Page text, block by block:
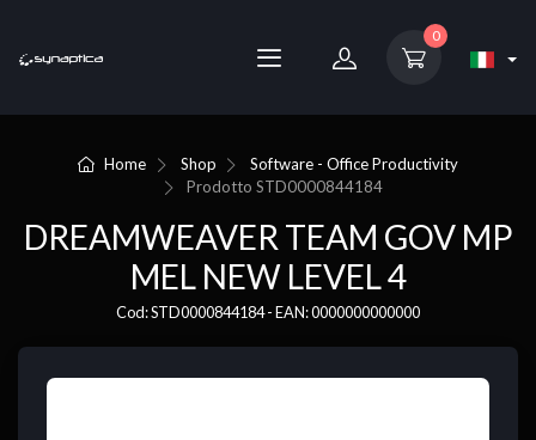
0
Home Shop
Software - Office Productivity
ProdottoSTD0000844184
DREAMWEAVER TEAM GOV MP
MEL NEW LEVEL 4
Cod: STD0000844184 - EAN: 0000000000000